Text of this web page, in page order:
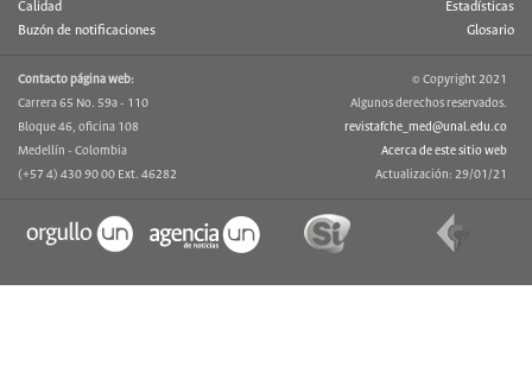
Calidad
Buzón de notificaciones
Estadísticas
Glosario
Contacto página web:
Carrera 65 No. 59a - 110
Bloque 46, oficina 108
Medellín - Colombia
(+57 4) 430 90 00 Ext. 46282
© Copyright 2021
Algunos derechos reservados.
revistafche_med@unal.edu.co
Acerca de este sitio web
Actualización: 29/01/21